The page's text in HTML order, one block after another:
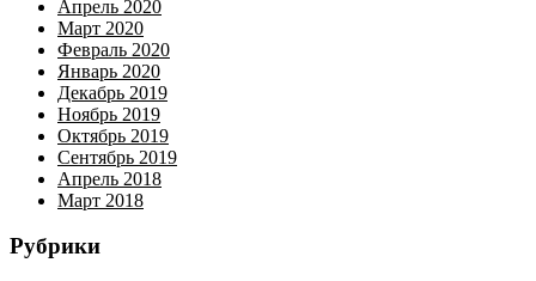
Апрель 2020
Март 2020
Февраль 2020
Январь 2020
Декабрь 2019
Ноябрь 2019
Октябрь 2019
Сентябрь 2019
Апрель 2018
Март 2018
Рубрики